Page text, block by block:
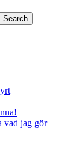
vad jag gör